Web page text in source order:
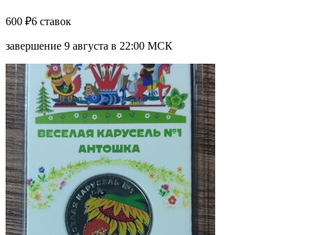
600 ₽6 ставок
завершение 9 августа в 22:00 МСК